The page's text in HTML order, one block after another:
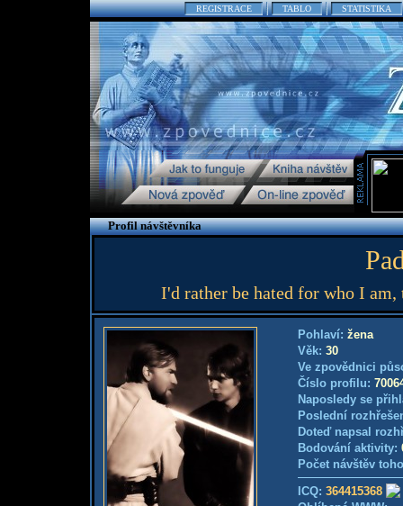
REGISTRACE TABLO STATISTIKA
Profil návštěvníka
I'd rather be hated for who I
Pohlaví: žena
Věk: 30
Ve zpovědnici
Číslo profilu:
Naposledy se
Poslední
Doteď napsal
Bodování aktivity:
Počet návštěv
ICQ: 364415368